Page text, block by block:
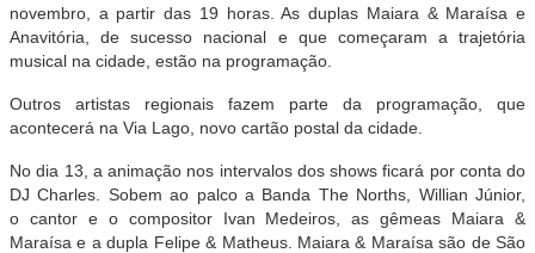
novembro, a partir das 19 horas. As duplas Maiara & Maraísa e
Anavitória, de sucesso nacional e que começaram a trajetória
musical na cidade, estão na programação.
Outros artistas regionais fazem parte da programação, que
acontecerá na Via Lago, novo cartão postal da cidade.
No dia 13, a animação nos intervalos dos shows ficará por conta do
DJ Charles. Sobem ao palco a Banda The Norths, Willian Júnior,
o cantor e o compositor Ivan Medeiros, as gêmeas Maiara &
Maraísa e a dupla Felipe & Matheus. Maiara & Maraísa são de São